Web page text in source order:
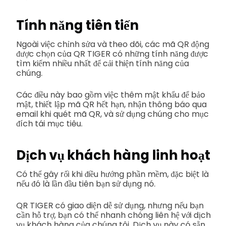
Tính năng tiên tiến
Ngoài việc chỉnh sửa và theo dõi, các mã QR động
được chọn của QR TIGER có những tính năng được
tìm kiếm nhiều nhất để cải thiện tính năng của
chúng.
Các điều này bao gồm việc thêm mật khẩu để bảo
mật, thiết lập mã QR hết hạn, nhận thông báo qua
email khi quét mã QR, và sử dụng chúng cho mục
đích tái mục tiêu.
Dịch vụ khách hàng linh hoạt
Có thể gây rối khi điều hướng phần mềm, đặc biệt là
nếu đó là lần đầu tiên bạn sử dụng nó.
QR TIGER có giao diện dễ sử dụng, nhưng nếu bạn
cần hỗ trợ, bạn có thể nhanh chóng liên hệ với dịch